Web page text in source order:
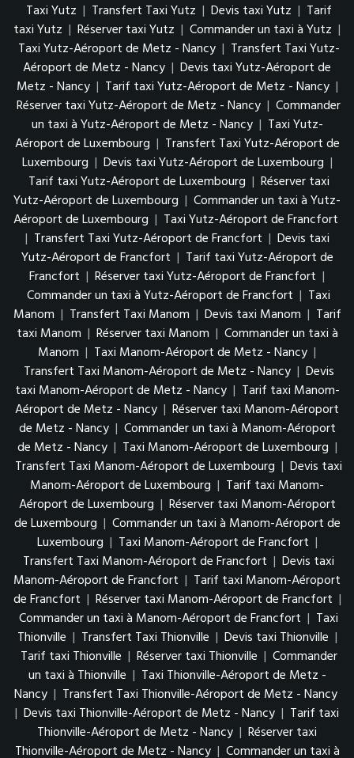
Taxi Yutz | Transfert Taxi Yutz | Devis taxi Yutz | Tarif
taxi Yutz | Réserver taxi Yutz | Commander un taxi à Yutz |
Taxi Yutz-Aéroport de Metz - Nancy | Transfert Taxi Yutz-
Aéroport de Metz - Nancy | Devis taxi Yutz-Aéroport de
Metz - Nancy | Tarif taxi Yutz-Aéroport de Metz - Nancy |
Réserver taxi Yutz-Aéroport de Metz - Nancy | Commander
un taxi à Yutz-Aéroport de Metz - Nancy | Taxi Yutz-
Aéroport de Luxembourg | Transfert Taxi Yutz-Aéroport de
Luxembourg | Devis taxi Yutz-Aéroport de Luxembourg |
Tarif taxi Yutz-Aéroport de Luxembourg | Réserver taxi
Yutz-Aéroport de Luxembourg | Commander un taxi à Yutz-
Aéroport de Luxembourg | Taxi Yutz-Aéroport de Francfort
| Transfert Taxi Yutz-Aéroport de Francfort | Devis taxi
Yutz-Aéroport de Francfort | Tarif taxi Yutz-Aéroport de
Francfort | Réserver taxi Yutz-Aéroport de Francfort |
Commander un taxi à Yutz-Aéroport de Francfort | Taxi
Manom | Transfert Taxi Manom | Devis taxi Manom | Tarif
taxi Manom | Réserver taxi Manom | Commander un taxi à
Manom | Taxi Manom-Aéroport de Metz - Nancy |
Transfert Taxi Manom-Aéroport de Metz - Nancy | Devis
taxi Manom-Aéroport de Metz - Nancy | Tarif taxi Manom-
Aéroport de Metz - Nancy | Réserver taxi Manom-Aéroport
de Metz - Nancy | Commander un taxi à Manom-Aéroport
de Metz - Nancy | Taxi Manom-Aéroport de Luxembourg |
Transfert Taxi Manom-Aéroport de Luxembourg | Devis taxi
Manom-Aéroport de Luxembourg | Tarif taxi Manom-
Aéroport de Luxembourg | Réserver taxi Manom-Aéroport
de Luxembourg | Commander un taxi à Manom-Aéroport de
Luxembourg | Taxi Manom-Aéroport de Francfort |
Transfert Taxi Manom-Aéroport de Francfort | Devis taxi
Manom-Aéroport de Francfort | Tarif taxi Manom-Aéroport
de Francfort | Réserver taxi Manom-Aéroport de Francfort |
Commander un taxi à Manom-Aéroport de Francfort | Taxi
Thionville | Transfert Taxi Thionville | Devis taxi Thionville |
Tarif taxi Thionville | Réserver taxi Thionville | Commander
un taxi à Thionville | Taxi Thionville-Aéroport de Metz -
Nancy | Transfert Taxi Thionville-Aéroport de Metz - Nancy
| Devis taxi Thionville-Aéroport de Metz - Nancy | Tarif taxi
Thionville-Aéroport de Metz - Nancy | Réserver taxi
Thionville-Aéroport de Metz - Nancy | Commander un taxi à